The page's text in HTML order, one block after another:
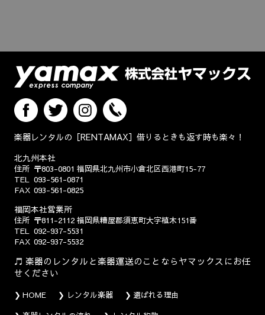
楽器レンタルの［RENTAMAX］借りるときも返す時も楽々！
北九州本社
住所 〒803-0801 福岡県北九州市小倉北区西港町15-77
TEL 093-561-0871
FAX 093-561-0825
福岡本社営業所
住所 〒811-2112 福岡県糟屋郡須恵町大字植木151番
TEL 092-937-5531
FAX 092-937-5532
楽器のレンタルと楽器運送のことならヤマックスにお任
せください
HOME レンタル楽器
選ばれる理由